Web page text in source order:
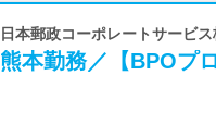
日本郵政コーポレートサービ
熊本勤務／【BPOプ